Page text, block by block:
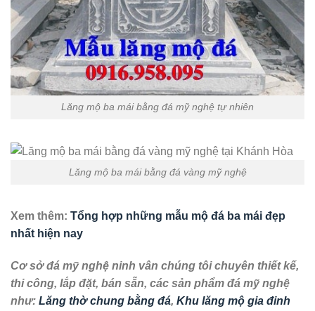
Lăng mộ ba mái bằng đá mỹ nghệ tự nhiên
Lăng mộ ba mái bằng đá vàng mỹ nghệ
Xem thêm: Tổng hợp những mẫu mộ đá ba mái đẹp
nhất hiện nay
Cơ sở đá mỹ nghệ ninh vân chúng tôi chuyên thiết kế,
thi công, lắp đặt, bán sẵn, các sản phẩm đá mỹ nghệ
như: Lăng thờ chung bằng đá, Khu lăng mộ gia đinh